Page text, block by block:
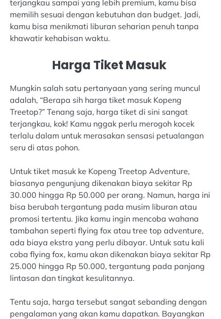
terjangkau sampai yang lebih premium, kamu bisa
memilih sesuai dengan kebutuhan dan budget. Jadi,
kamu bisa menikmati liburan seharian penuh tanpa
khawatir kehabisan waktu.
Harga Tiket Masuk
Mungkin salah satu pertanyaan yang sering muncul
adalah, “Berapa sih harga tiket masuk Kopeng
Treetop?” Tenang saja, harga tiket di sini sangat
terjangkau, kok! Kamu nggak perlu merogoh kocek
terlalu dalam untuk merasakan sensasi petualangan
seru di atas pohon.
Untuk tiket masuk ke Kopeng Treetop Adventure,
biasanya pengunjung dikenakan biaya sekitar Rp
30.000 hingga Rp 50.000 per orang. Namun, harga ini
bisa berubah tergantung pada musim liburan atau
promosi tertentu. Jika kamu ingin mencoba wahana
tambahan seperti flying fox atau tree top adventure,
ada biaya ekstra yang perlu dibayar. Untuk satu kali
coba flying fox, kamu akan dikenakan biaya sekitar Rp
25.000 hingga Rp 50.000, tergantung pada panjang
lintasan dan tingkat kesulitannya.
Tentu saja, harga tersebut sangat sebanding dengan
pengalaman yang akan kamu dapatkan. Bayangkan